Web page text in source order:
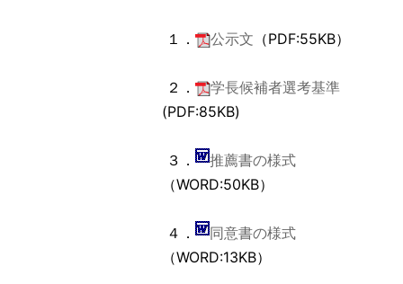
１． 公示文 （PDF:55KB）
２．
学長候補者選考基準
(PDF:85KB)
３．
推薦書の様式
（WORD:50KB）
４．
同意書の様式
（WORD:13KB）